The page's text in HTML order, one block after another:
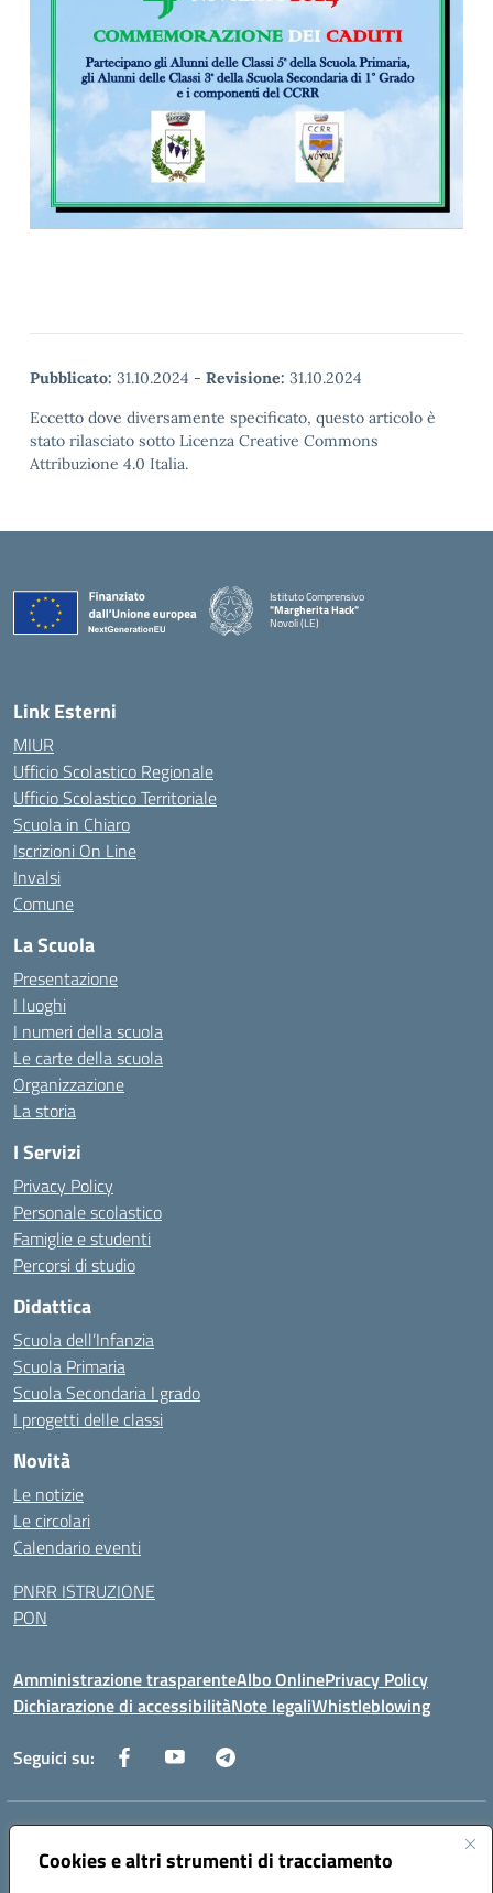
Cookies e altri strumenti di tracciamento
Pubblicato: 31.10.2024 - Revisione: 31.10.2024
Eccetto dove diversamente specificato, questo articolo è
stato rilasciato sotto Licenza Creative Commons
Attribuzione 4.0 Italia.
Istituto Comprensivo
"Margherita Hack"
Novoli (LE)
Link Esterni
MIUR
Ufficio Scolastico Regionale
Ufficio Scolastico Territoriale
Scuola in Chiaro
Iscrizioni On Line
Invalsi
Comune
La Scuola
Presentazione
I luoghi
I numeri della scuola
Le carte della scuola
Organizzazione
La storia
I Servizi
Privacy Policy
Personale scolastico
Famiglie e studenti
Percorsi di studio
Didattica
Scuola dell’Infanzia
Scuola Primaria
Scuola Secondaria I grado
I progetti delle classi
Novità
Le notizie
Le circolari
Calendario eventi
PNRR ISTRUZIONE
PON
Amministrazione trasparenteAlbo OnlinePrivacy Policy
Dichiarazione di accessibilitàNote legaliWhistleblowing
Seguici su:
Indirizzo:Via dei Caduti, 33 73051 Novoli (Lecce)
Centralino:0832712132 Email:leic84200l@istruzione.it